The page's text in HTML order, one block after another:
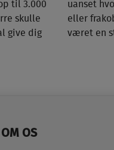
til 3.000
skulle
give dig
uanset
eller
været en
OM OS